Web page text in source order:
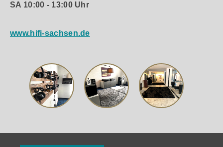
SA 10:00 - 13:00 Uhr
www.hifi-sachsen.de